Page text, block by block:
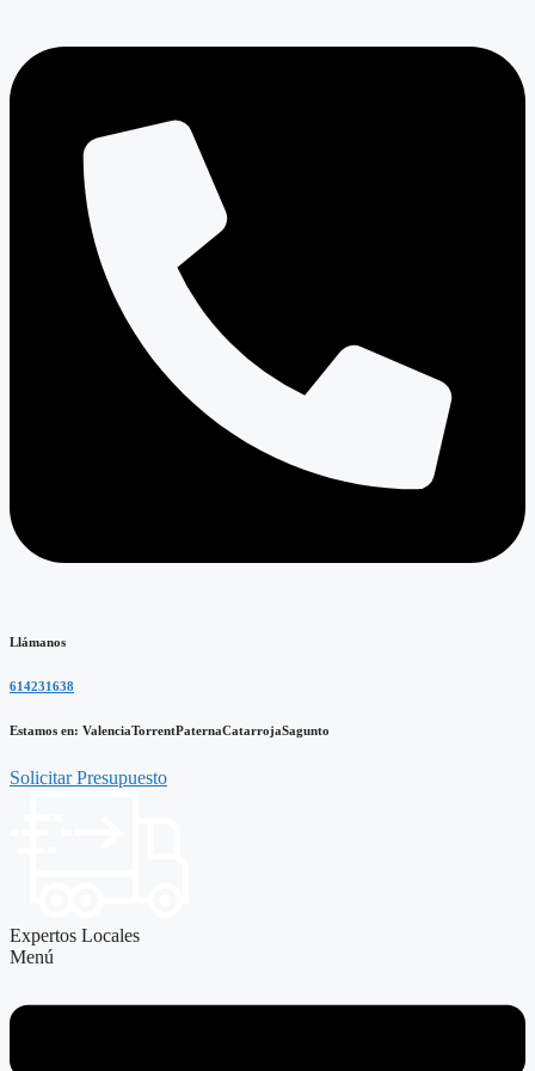
Llámanos
614231638
Estamos en: ValenciaTorrentPaternaCatarrojaSagunto
Solicitar Presupuesto
Expertos Locales
Menú